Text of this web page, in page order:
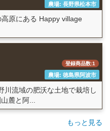
農場: 長野県松本市
原にある Happy village
登録商品数:1
農場: 徳島県阿波市
流域の肥沃な土地で栽培し
麓と阿...
もっと見る